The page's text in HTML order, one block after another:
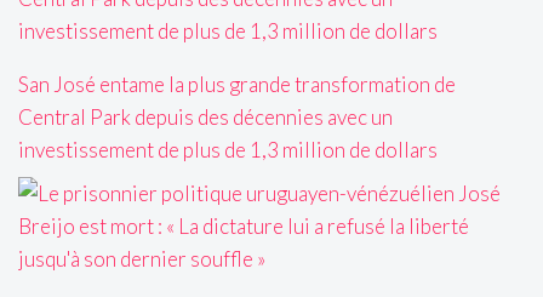
San José entame la plus grande transformation de
Central Park depuis des décennies avec un
investissement de plus de 1,3 million de dollars